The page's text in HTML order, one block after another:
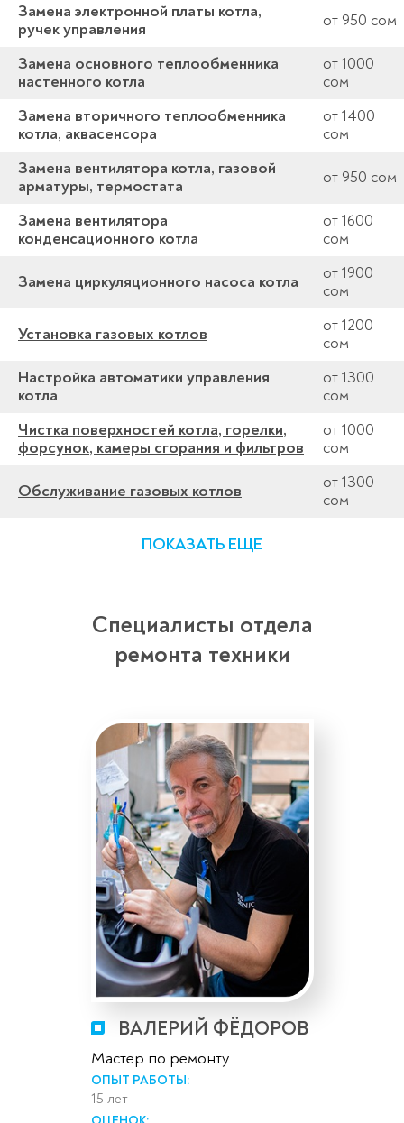
Замена электронной платы котла,
ручек управления
от 950 сом
Замена основного теплообменника
настенного котла
от 1000
сом
Замена вторичного теплообменника
котла, аквасенсора
от 1400
сом
Замена вентилятора котла, газовой
арматуры, термостата
от 950 сом
Замена вентилятора
конденсационного котла
от 1600
сом
Замена циркуляционного насоса котла
от 1900
сом
Установка газовых котлов
от 1200
сом
Настройка автоматики управления
котла
от 1300
сом
Чистка поверхностей котла, горелки,
форсунок, камеры сгорания и фильтров
от 1000
сом
Обслуживание газовых котлов
от 1300
сом
ПОКАЗАТЬ ЕЩЕ
Специалисты отдела
ремонта техники
ВАЛЕРИЙ ФЁДОРОВ
Мастер по ремонту
ОПЫТ РАБОТЫ:
15 лет